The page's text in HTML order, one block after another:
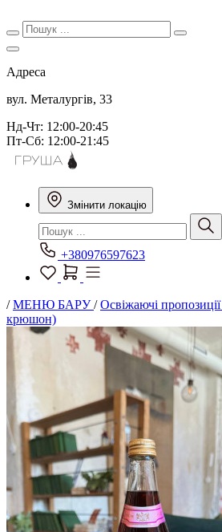
Адреса
вул. Металургів, 33
Нд-Чт: 12:00-20:45
Пт-Сб: 12:00-21:45
Змінити локацію
+380976597623
/МЕНЮ БАРУ/Освіжаючі пропозиції
крюшон)